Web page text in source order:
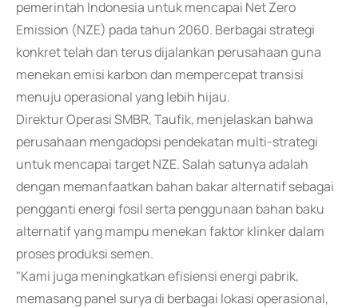
pemerintah Indonesia untuk mencapai Net Zero
Emission (NZE) pada tahun 2060. Berbagai strategi
konkret telah dan terus dijalankan perusahaan guna
menekan emisi karbon dan mempercepat transisi
menuju operasional yang lebih hijau.
Direktur Operasi SMBR, Taufik, menjelaskan bahwa
perusahaan mengadopsi pendekatan multi-strategi
untuk mencapai target NZE. Salah satunya adalah
dengan memanfaatkan bahan bakar alternatif sebagai
pengganti energi fosil serta penggunaan bahan baku
alternatif yang mampu menekan faktor klinker dalam
proses produksi semen.
"Kami juga meningkatkan efisiensi energi pabrik,
memasang panel surya di berbagai lokasi operasional,